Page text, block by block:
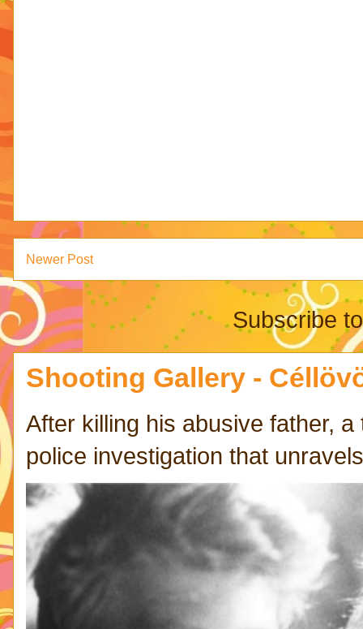
Newer Post
Subscribe
Shooting Gallery -
After killing his abusive father,
police investigation that